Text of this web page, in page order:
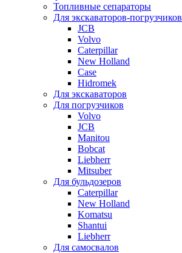
Топливные сепараторы
Для экскаваторов-погрузчиков
JCB
Volvo
Caterpillar
New Holland
Case
Hidromek
Для экскаваторов
Для погрузчиков
Volvo
JCB
Manitou
Bobcat
Liebherr
Mitsuber
Для бульдозеров
Caterpillar
New Holland
Komatsu
Shantui
Liebherr
Для самосвалов